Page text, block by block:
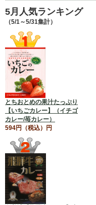
5月人気ランキング
（5/1～5/31集計）
とちおとめの果汁たっぷり
【いちごカレー】（イチゴ
カレー/苺カレー）
594円（税込）円